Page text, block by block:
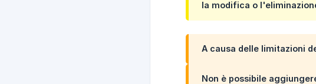
la modifica o
A causa delle limitazioni
Non è possibile